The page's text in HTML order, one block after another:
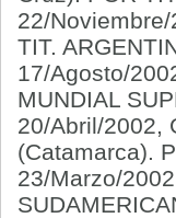
22/
TIT.
17/Agosto/
MUNDIAL
20/Abril/2002,
(Catamarca).
23/Marzo/